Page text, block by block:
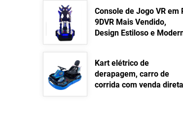
de bombeiro
Leia mais >>
Console de Jogo VR em
9DVR Mais Vendido,
Design Estiloso e
Leia mais >>
Kart elétrico de
derapagem, carro de
corrida com venda direta